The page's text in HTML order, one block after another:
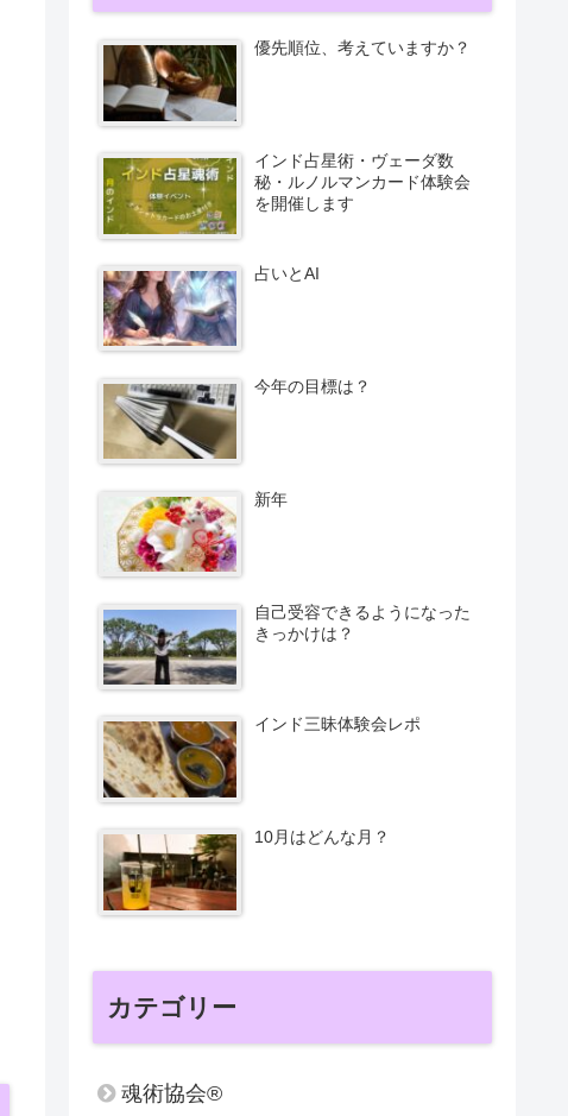
優先順位、考えていますか？
インド占星術・ヴェーダ数
秘・ルノルマンカード体験会
を開催します
占いとAI
今年の目標は？
新年
自己受容できるようになった
きっかけは？
インド三昧体験会レポ
10月はどんな月？
カテゴリー
魂術協会®